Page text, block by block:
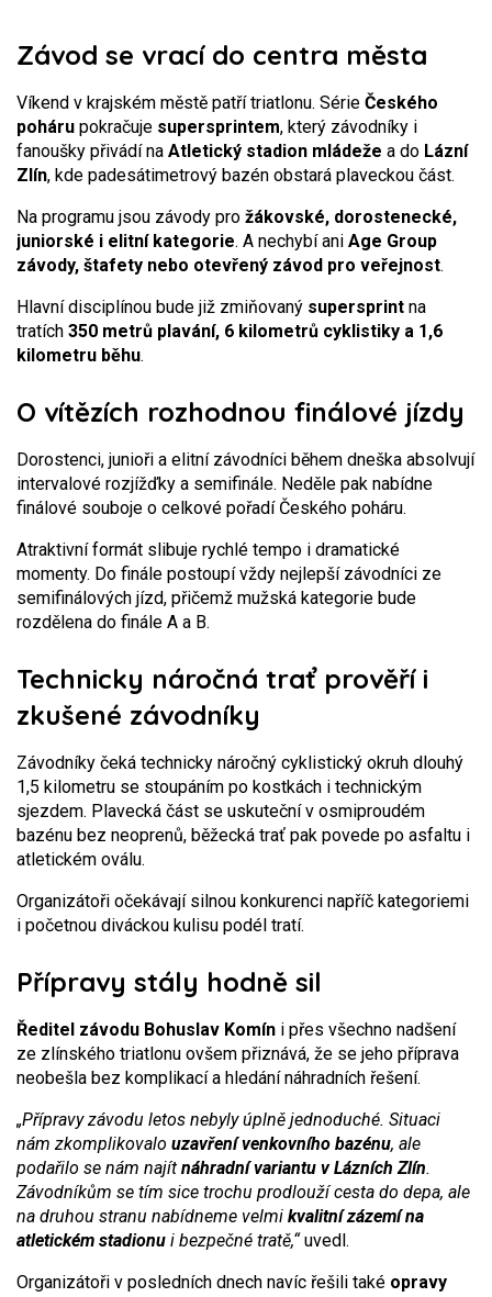
Závod se vrací do centra města
Víkend v krajském městě patří triatlonu. Série Českého
poháru pokračuje supersprintem, který závodníky i
fanoušky přivádí na Atletický stadion mládeže a do Lázní
Zlín, kde padesátimetrový bazén obstará plaveckou část.
Na programu jsou závody pro žákovské, dorostenecké,
juniorské i elitní kategorie. A nechybí ani Age Group
závody, štafety nebo otevřený závod pro veřejnost.
Hlavní disciplínou bude již zmiňovaný supersprint na
tratích 350 metrů plavání, 6 kilometrů cyklistiky a 1,6
kilometru běhu.
O vítězích rozhodnou finálové jízdy
Dorostenci, junioři a elitní závodníci během dneška absolvují
intervalové rozjížďky a semifinále. Neděle pak nabídne
finálové souboje o celkové pořadí Českého poháru.
Atraktivní formát slibuje rychlé tempo i dramatické
momenty. Do finále postoupí vždy nejlepší závodníci ze
semifinálových jízd, přičemž mužská kategorie bude
rozdělena do finále A a B.
Technicky náročná trať prověří i
zkušené závodníky
Závodníky čeká technicky náročný cyklistický okruh dlouhý
1,5 kilometru se stoupáním po kostkách i technickým
sjezdem. Plavecká část se uskuteční v osmiproudém
bazénu bez neoprenů, běžecká trať pak povede po asfaltu i
atletickém oválu.
Organizátoři očekávají silnou konkurenci napříč kategoriemi
i početnou diváckou kulisu podél tratí.
Přípravy stály hodně sil
Ředitel závodu Bohuslav Komín i přes všechno nadšení
ze zlínského triatlonu ovšem přiznává, že se jeho příprava
neobešla bez komplikací a hledání náhradních řešení.
„Přípravy závodu letos nebyly úplně jednoduché. Situaci
nám zkomplikovalo uzavření venkovního bazénu, ale
podařilo se nám najít náhradní variantu v Lázních Zlín.
Závodníkům se tím sice trochu prodlouží cesta do depa, ale
na druhou stranu nabídneme velmi kvalitní zázemí na
atletickém stadionu i bezpečné tratě,“uvedl.
Organizátoři v posledních dnech navíc řešili také opravy